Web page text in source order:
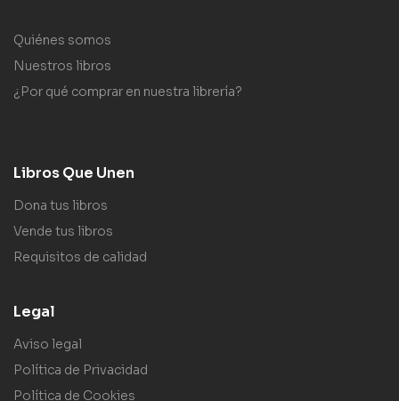
Quiénes somos
Nuestros libros
¿Por qué comprar en nuestra librería?
Libros Que Unen
Dona tus libros
Vende tus libros
Requisitos de calidad
Legal
Aviso legal
Política de Privacidad
Política de Cookies